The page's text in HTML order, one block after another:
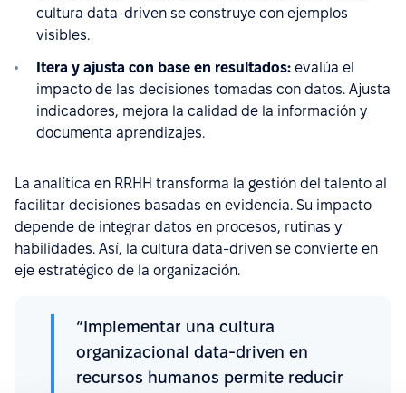
cultura data-driven se construye con ejemplos
visibles.
Itera y ajusta con base en resultados: evalúa el
impacto de las decisiones tomadas con datos. Ajusta
indicadores, mejora la calidad de la información y
documenta aprendizajes.
La analítica en RRHH transforma la gestión del talento al
facilitar decisiones basadas en evidencia. Su impacto
depende de integrar datos en procesos, rutinas y
habilidades. Así, la cultura data-driven se convierte en
eje estratégico de la organización.
“Implementar una cultura
organizacional data-driven en
recursos humanos permite reducir